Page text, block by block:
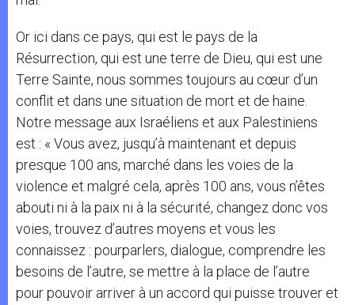
Or ici dans ce pays, qui est le pays de la
Résurrection, qui est une terre de Dieu, qui est une
Terre Sainte, nous sommes toujours au cœur d’un
conflit et dans une situation de mort et de haine.
Notre message aux Israéliens et aux Palestiniens
est : « Vous avez, jusqu’à maintenant et depuis
presque 100 ans, marché dans les voies de la
violence et malgré cela, après 100 ans, vous n’êtes
abouti ni à la paix ni à la sécurité, changez donc vos
voies, trouvez d’autres moyens et vous les
connaissez : pourparlers, dialogue, comprendre les
besoins de l’autre, se mettre à la place de l’autre
pour pouvoir arriver à un accord qui puisse trouver et